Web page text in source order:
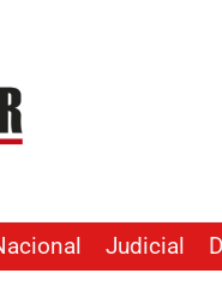
Judicial